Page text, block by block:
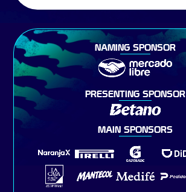
NAMING SPONSOR
PRESENTING SPONSOR
MAIN SPONSORS